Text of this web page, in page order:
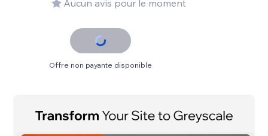
Aucun avis pour le moment
Offre non payante disponible